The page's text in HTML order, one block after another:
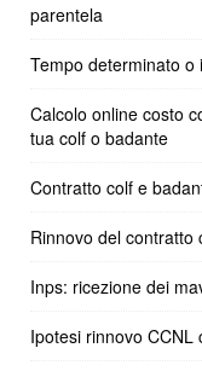
parentela
Tempo determinato o
Calcolo online costo
tua colf o badante
Contratto colf e
Rinnovo del contratto
Inps: ricezione dei
Ipotesi rinnovo